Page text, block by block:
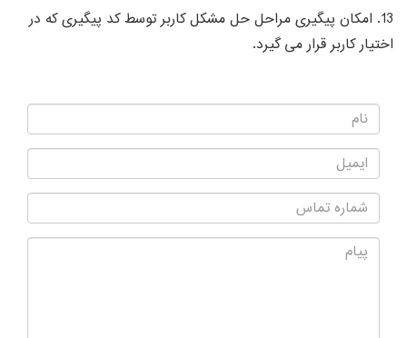
13. امکان پیگیری مراحل حل مشکل کاربر توسط کد پیگیری که در
اختیار کاربر قرار می گیرد.